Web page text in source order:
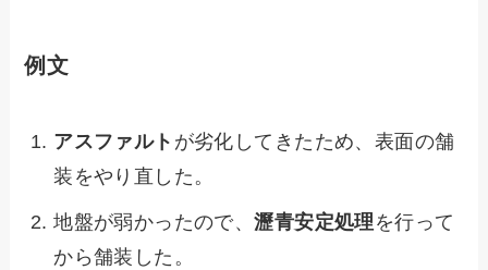
例文
アスファルト が劣化してきたため、表面の舗
装をやり直した。
地盤が弱かったので、瀝青安定処理 を行って
から舗装した。